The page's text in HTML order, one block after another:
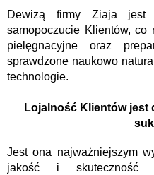
Dewizą firmy Ziaja
samopoczucie Klientów, co
pielęgnacyjne oraz
sprawdzone naukowo
technologie.
Lojalność Klientów jest
Jest ona najważniejszym
jakość i skuteczność